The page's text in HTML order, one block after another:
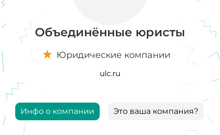
Объединённые юристы
Юридические компании
ulc.ru
Инфо о компании Это ваша компания?